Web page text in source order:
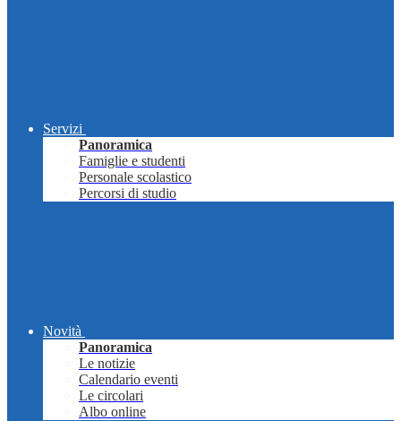
Servizi
Panoramica
Famiglie e studenti
Personale scolastico
Percorsi di studio
Novità
Panoramica
Le notizie
Calendario eventi
Le circolari
Albo online